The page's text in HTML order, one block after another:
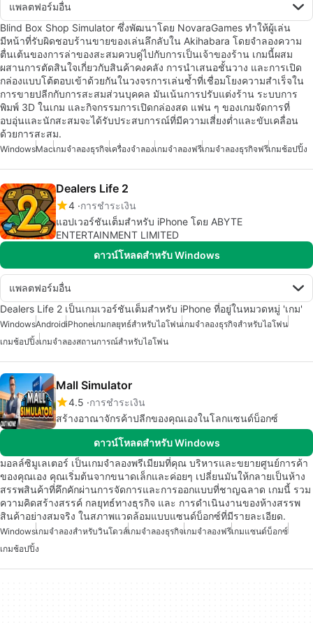
แพลตฟอร์มอื่น
Blind Box Shop Simulator ซึ่งพัฒนาโดย NovaraGames ทำให้ผู้เล่น
มีหน้าที่รับผิดชอบร้านขายของเล่นลึกลับใน Akihabara โดยจำลองความ
ตื่นเต้นของการล่าของสะสมควบคู่ไปกับการเป็นเจ้าของร้าน เกมนี้ผสม
ผสานการตัดสินใจเกี่ยวกับสินค้าคงคลัง การนำเสนอชั้นวาง และการเปิด
กล่องแบบโต้ตอบเข้าด้วยกันในวงจรการเล่นซ้ำที่เชื่อมโยงความสำเร็จใน
การขายปลีกกับการสะสมส่วนบุคคล มันเน้นการปรับแต่งร้าน ระบบการ
พิมพ์ 3D ในเกม และกิจกรรมการเปิดกล่องสด แฟน ๆ ของเกมจัดการที่
อบอุ่นและนักสะสมจะได้รับประสบการณ์ที่มีความเสี่ยงต่ำและขับเคลื่อน
ด้วยการสะสม.
WindowsMacเกมจำลองธุรกิจเครื่องจำลองเกมจำลองฟรีเกมจำลองธุรกิจฟรีเกมช้อปปิ้ง
Dealers Life 2
4 การชำระเงิน
แอปเวอร์ชันเต็มสำหรับ iPhone โดย ABYTE
ENTERTAINMENT LIMITED
ดาวน์โหลดสำหรับ Windows
แพลตฟอร์มอื่น
Dealers Life 2 เป็นเกมเวอร์ชันเต็มสำหรับ iPhone ที่อยู่ในหมวดหมู่ 'เกม'
WindowsAndroidiPhoneเกมกลยุทธ์สำหรับไอโฟนเกมจำลองธุรกิจสำหรับไอโฟน
เกมช้อปปิ้งเกมจำลองสถานการณ์สำหรับไอโฟน
Mall Simulator
4.5 การชำระเงิน
สร้างอาณาจักรค้าปลีกของคุณเองในโลกแซนด์บ็อกซ์
ดาวน์โหลดสำหรับ Windows
มอลล์ซิมูเลเตอร์ เป็นเกมจำลองพรีเมียมที่คุณ บริหารและขยายศูนย์การค้า
ของคุณเอง คุณเริ่มต้นจากขนาดเล็กและค่อยๆ เปลี่ยนมันให้กลายเป็นห้าง
สรรพสินค้าที่คึกคักผ่านการจัดการและการออกแบบที่ชาญฉลาด เกมนี้ รวม
ความคิดสร้างสรรค์ กลยุทธ์ทางธุรกิจ และ การดำเนินงานของห้างสรรพ
สินค้าอย่างสมจริง ในสภาพแวดล้อมแบบแซนด์บ็อกซ์ที่มีรายละเอียด.
Windowsเกมจำลองสำหรับวินโดวส์เกมจำลองธุรกิจเกมจำลองฟรีเกมแซนด์บ็อกซ์
เกมช้อปปิ้ง